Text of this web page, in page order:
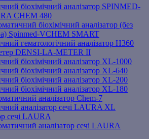
біохімічний аналізатор SPINMED-
CHEM 480
біохімічний аналізатор (без
Spinmed-VCHEM SMART
гематологічний аналізатор Н360
DENSI-LA-METER ІІ
біохімічний аналізатор XL-1000
біохімічний аналізатор XL-640
біохімічний аналізатор XL-200
біохімічний аналізатор XL-180
аналізатор Chem-7
аналізатор сечі LAURA XL
сечі LAURA
аналізатор сечі LAURA